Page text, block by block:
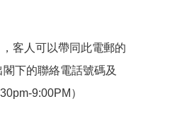
客人可以帶同此電郵的
下的聯絡電話號碼及
9:00PM）